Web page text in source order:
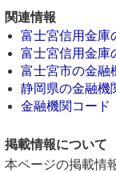
関連情報
富士宮信用金庫
富士宮信用金庫
富士宮市の金融
静岡県の金融機
金融機関コード
掲載情報について
本ページの掲載情